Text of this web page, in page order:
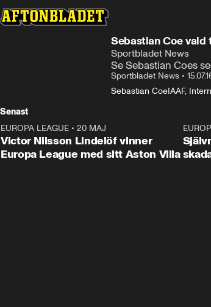
Sebastian Coe
Sportbladet News
Se Sebastian Coes
Sportbladet News •
Sebastian CoeIAAF,
Senast
EUROPA LEAGUE • 20 MAJ
Victor Nilsson Lindelöf vinner
Europa League med sitt Aston Villa